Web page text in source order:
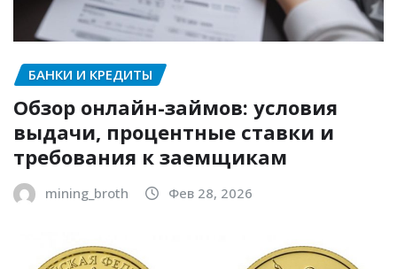
БАНКИ И КРЕДИТЫ
Обзор онлайн-займов: условия
выдачи, процентные ставки и
требования к заемщикам
mining_broth Фев 28, 2026